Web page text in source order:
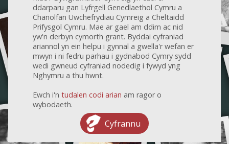
ddarparu gan Lyfrgell Genedlaethol Cymru a
Chanolfan Uwchefrydiau Cymreig a Cheltaidd
Prifysgol Cymru. Mae ar gael am ddim ac nid
yw'n derbyn cymorth grant. Byddai cyfraniad
ariannol yn ein helpu i gynnal a gwella'r wefan er
mwyn i ni fedru parhau i gydnabod Cymry sydd
wedi gwneud cyfraniad nodedig i fywyd yng
Nghymru a thu hwnt.
Ewch i'n tudalen codi arian am ragor o
wybodaeth.
Cyfrannu